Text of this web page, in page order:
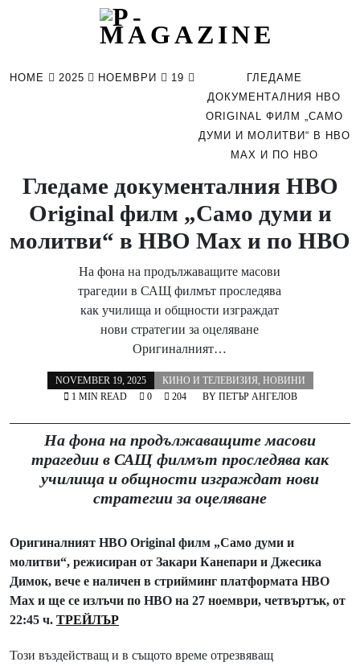
HOME 2025 НОЕМВРИ 19
ГЛЕДАМЕ
ДОКУМЕНТАЛНИЯ HBO
ORIGINAL ФИЛМ „САМО
ДУМИ И МОЛИТВИ“ В HBO
MAX И ПО HBO
Гледаме документалния HBO
Original филм „Само думи и
молитви“ в HBO Max и по HBO
На фона на продължаващите масови
трагедии в САЩ филмът проследява
как училища и общности изграждат
нови стратегии за оцеляване
Оригиналният…
NOVEMBER 19, 2025 КИНО И ТЕЛЕВИЗИЯ, НОВИНИ
BY ПЕТЪР АНГЕЛОВ
1 MIN READ 0 204
На фона на продължаващите масови
трагедии в САЩ филмът проследява как
училища и общности изграждат нови
стратегии за оцеляване
Оригиналният HBO Original филм „Само думи и
молитви“, режисиран от Закари Канепари и Джесика
Димок, вече е наличен в стрийминг платформата HBO
Max и ще се излъчи по HBO на 27 ноември, четвъртък, от
22:45 ч. ТРЕЙЛЪР
Този въздействащ и в същото време отрезвяващ